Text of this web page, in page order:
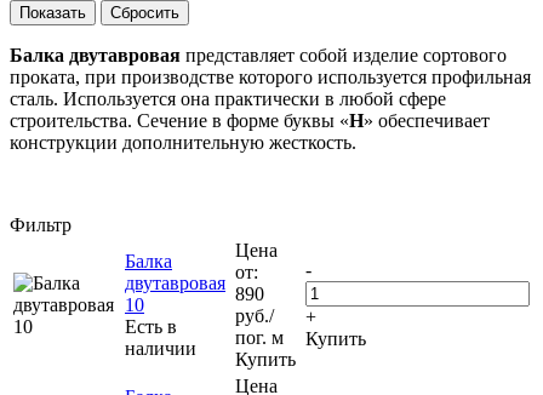
Сбросить
Балка двутавровая представляет собой изделие сортового
проката, при производстве которого используется профильная
сталь. Используется она практически в любой сфере
строительства. Сечение в форме буквы «Н» обеспечивает
конструкции дополнительную жесткость.
Фильтр
Балка
двутавровая
10
Есть в
наличии
Цена
от:
890
руб./
пог. м
Купить
-
+
Купить
Цена